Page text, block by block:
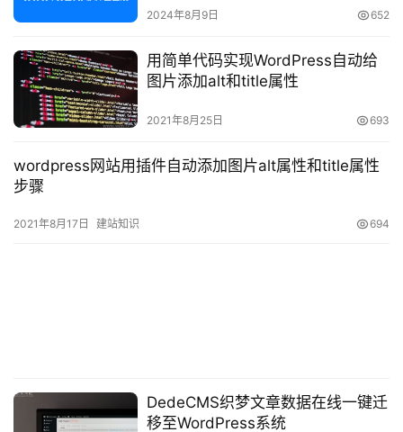
ProtectYourContent”，点击现在安装，然后启用插件。
配置：在后台菜单>设置>blogprotector：
DisableRightClickOfMouse.禁止鼠标右键
在“EnterWarningMessageHere:”后面输入你想要提示
不可复制转载！”当然了，你还可以根据自己的需要，写一
些更个性的警示语。当别人在你的网站上右击鼠标时，就会
弹出这句警示语。
关内容；如有侵权，请联系老文删除。
2024年8月9日 652
用简单代码实现WordPress自动给
图片添加alt和title属性
2021年8月25日 693
wordpress网站用插件自动添加图片alt属性和title属性
步骤
2021年8月17日 建站知识 694
DedeCMS织梦文章数据在线一键迁
移至WordPress系统